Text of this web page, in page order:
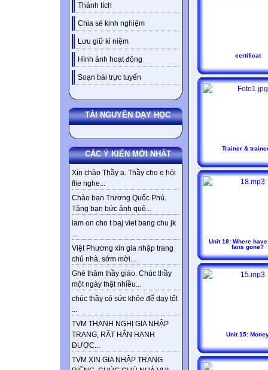
Thành tích
Chia sẻ kinh nghiệm
Lưu giữ kỉ niệm
Hình ảnh hoạt động
Soạn bài trực tuyến
TÀI NGUYÊN DẠY HỌC
CÁC Ý KIẾN MỚI NHẤT
Xin chào Thầy ạ. Thầy cho e hỏi
flie nghe...
Chào bạn Trương Quốc Phú.
Tặng bạn bức ảnh quê...
lam on cho t baj viet bang chu jk
...
Việt Phương xin gia nhập trang
chủ nhà, sớm mời...
Ghé thăm thầy giáo. Chúc thầy
một ngày thật nhiều...
chúc thầy có sức khỏe để dạy tốt
...
TVM THANH NGHỊ GIA NHẬP
TRANG, RẤT HÂN HẠNH
ĐƯỢC...
TVM XIN GIA NHẬP TRANG
certificat
Trainer &
Unit 18: Where
fans gone?
Unit 15: